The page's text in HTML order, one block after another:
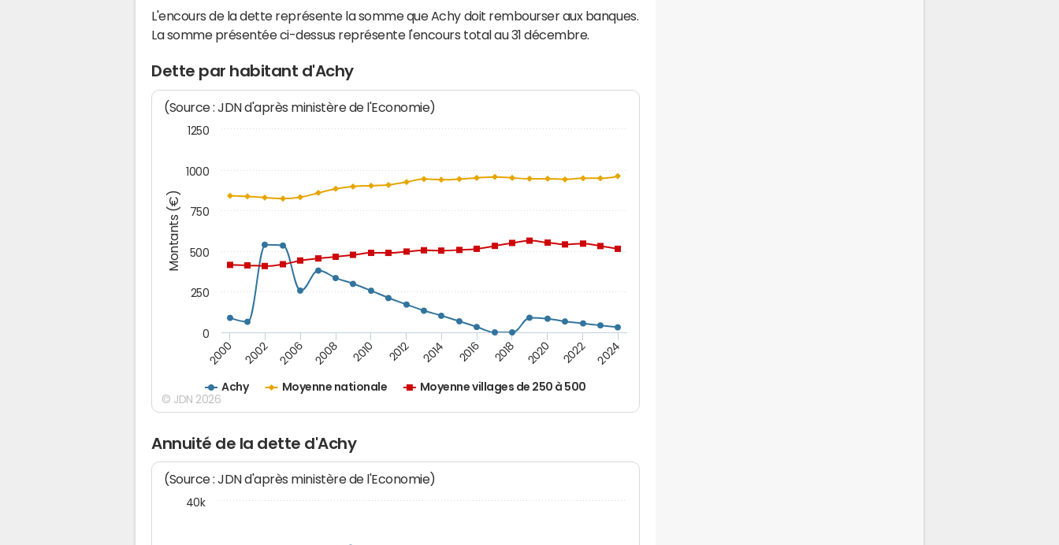
L'encours de la dette représente la somme que Achy doit rembourser aux banques.
La somme présentée ci-dessus représente l'encours total au 31 décembre.
Dette par habitant d'Achy
Montants (€)
(Source : JDN d'après ministère de l'Economie)
Achy Moyenne nationale Moyenne villages de 250 à 500
2000 2002 2006 2008 2010 2012 2014 2016 2018 2020 2022 2024
0
250
500
750
1000
1250
© JDN 2026
Annuité de la dette d'Achy
(Source : JDN d'après ministère de l'Economie)
40k